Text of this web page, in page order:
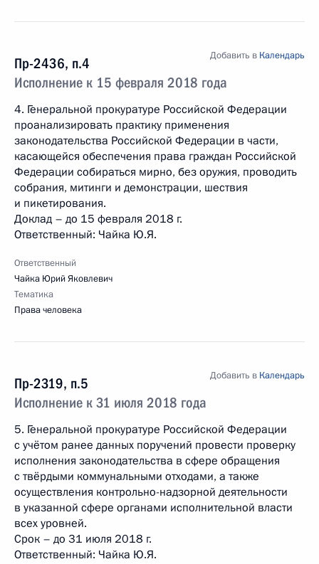
Пр-2436, п.4
Исполнение к 15 февраля 2018 года
Добавить в Календарь
4. Генеральной прокуратуре Российской Федерации
проанализировать практику применения
законодательства Российской Федерации в части,
касающейся обеспечения права граждан Российской
Федерации собираться мирно, без оружия, проводить
собрания, митинги и демонстрации, шествия
и пикетирования.
Доклад – до 15 февраля 2018 г.
Ответственный: Чайка Ю.Я.
Ответственный
Чайка Юрий Яковлевич
Тематика
Права человека
Пр-2319, п.5
Исполнение к 31 июля 2018 года
Добавить в Календарь
5. Генеральной прокуратуре Российской Федерации
с учётом ранее данных поручений провести проверку
исполнения законодательства в сфере обращения
с твёрдыми коммунальными отходами, а также
осуществления контрольно-надзорной деятельности
в указанной сфере органами исполнительной власти
всех уровней.
Срок – до 31 июля 2018 г.
Ответственный: Чайка Ю.Я.